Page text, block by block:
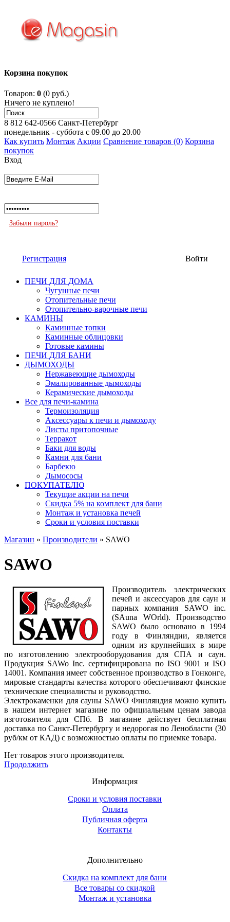
Корзина покупок
Товаров: 0 (0 руб.)
Ничего не куплено!
8 812 642-0566 Санкт-Петербург
понедельник - суббота с 09.00 до 20.00
Как купить Монтаж Акции Сравнение товаров (0) Корзина
покупок
Вход
Забыли пароль?
Регистрация Войти
ПЕЧИ ДЛЯ ДОМА
Чугунные печи
Отопительные печи
Отопительно-варочные печи
КАМИНЫ
Каминные топки
Каминные облицовки
Готовые камины
ПЕЧИ ДЛЯ БАНИ
ДЫМОХОДЫ
Нержавеющие дымоходы
Эмалированные дымоходы
Керамические дымоходы
Все для печи-камина
Термоизоляция
Аксессуары к печи и дымоходу
Листы притопочные
Терракот
Баки для воды
Камни для бани
Барбекю
Дымососы
ПОКУПАТЕЛЮ
Текущие акции на печи
Скидка 5% на комплект для бани
Монтаж и установка печей
Сроки и условия поставки
Магазин » Производители » SAWO
SAWO
Производитель электрических
печей и аксессуаров для саун и
парных компания SAWO inc.
(SAuna WOrld). Производство
SAWO было основано в 1994
году в Финляндии, является
одним из крупнейших в мире
по изготовлению электрооборудования для СПА и саун.
Продукция SAWo Inc. сертифицирована по ISO 9001 и ISO
14001. Компания имеет собственное производство в Гонконге,
мировые стандарты качества которого обеспечивают финские
технические специалисты и руководство.
Электрокаменки для сауны SAWO Финляндия можно купить
в нашем интернет магазине по официальным ценам завода
изготовителя для СПб. В магазине действует бесплатная
доставка по Санкт-Петербургу и недорогая по Ленобласти (30
руб/км от КАД) с возможностью оплаты по приемке товара.
Нет товаров этого производителя.
Продолжить
Информация
Сроки и условия поставки
Оплата
Публичная оферта
Контакты
Дополнительно
Скидка на комплект для бани
Все товары со скидкой
Монтаж и установка